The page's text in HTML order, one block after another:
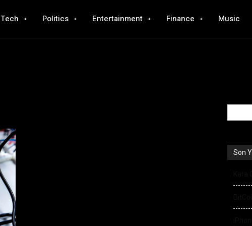
Tech Politics Entertainment Finance Music
Son